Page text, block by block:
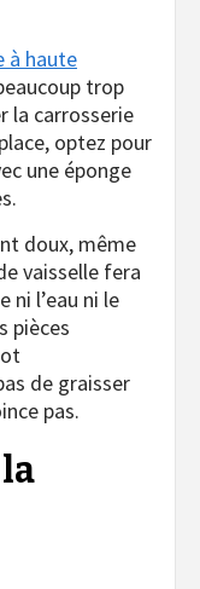
à haute
trop
la carrosserie
optez pour
une éponge
doux, même
vaisselle fera
ni l’eau ni le
pièces
de graisser
pas.